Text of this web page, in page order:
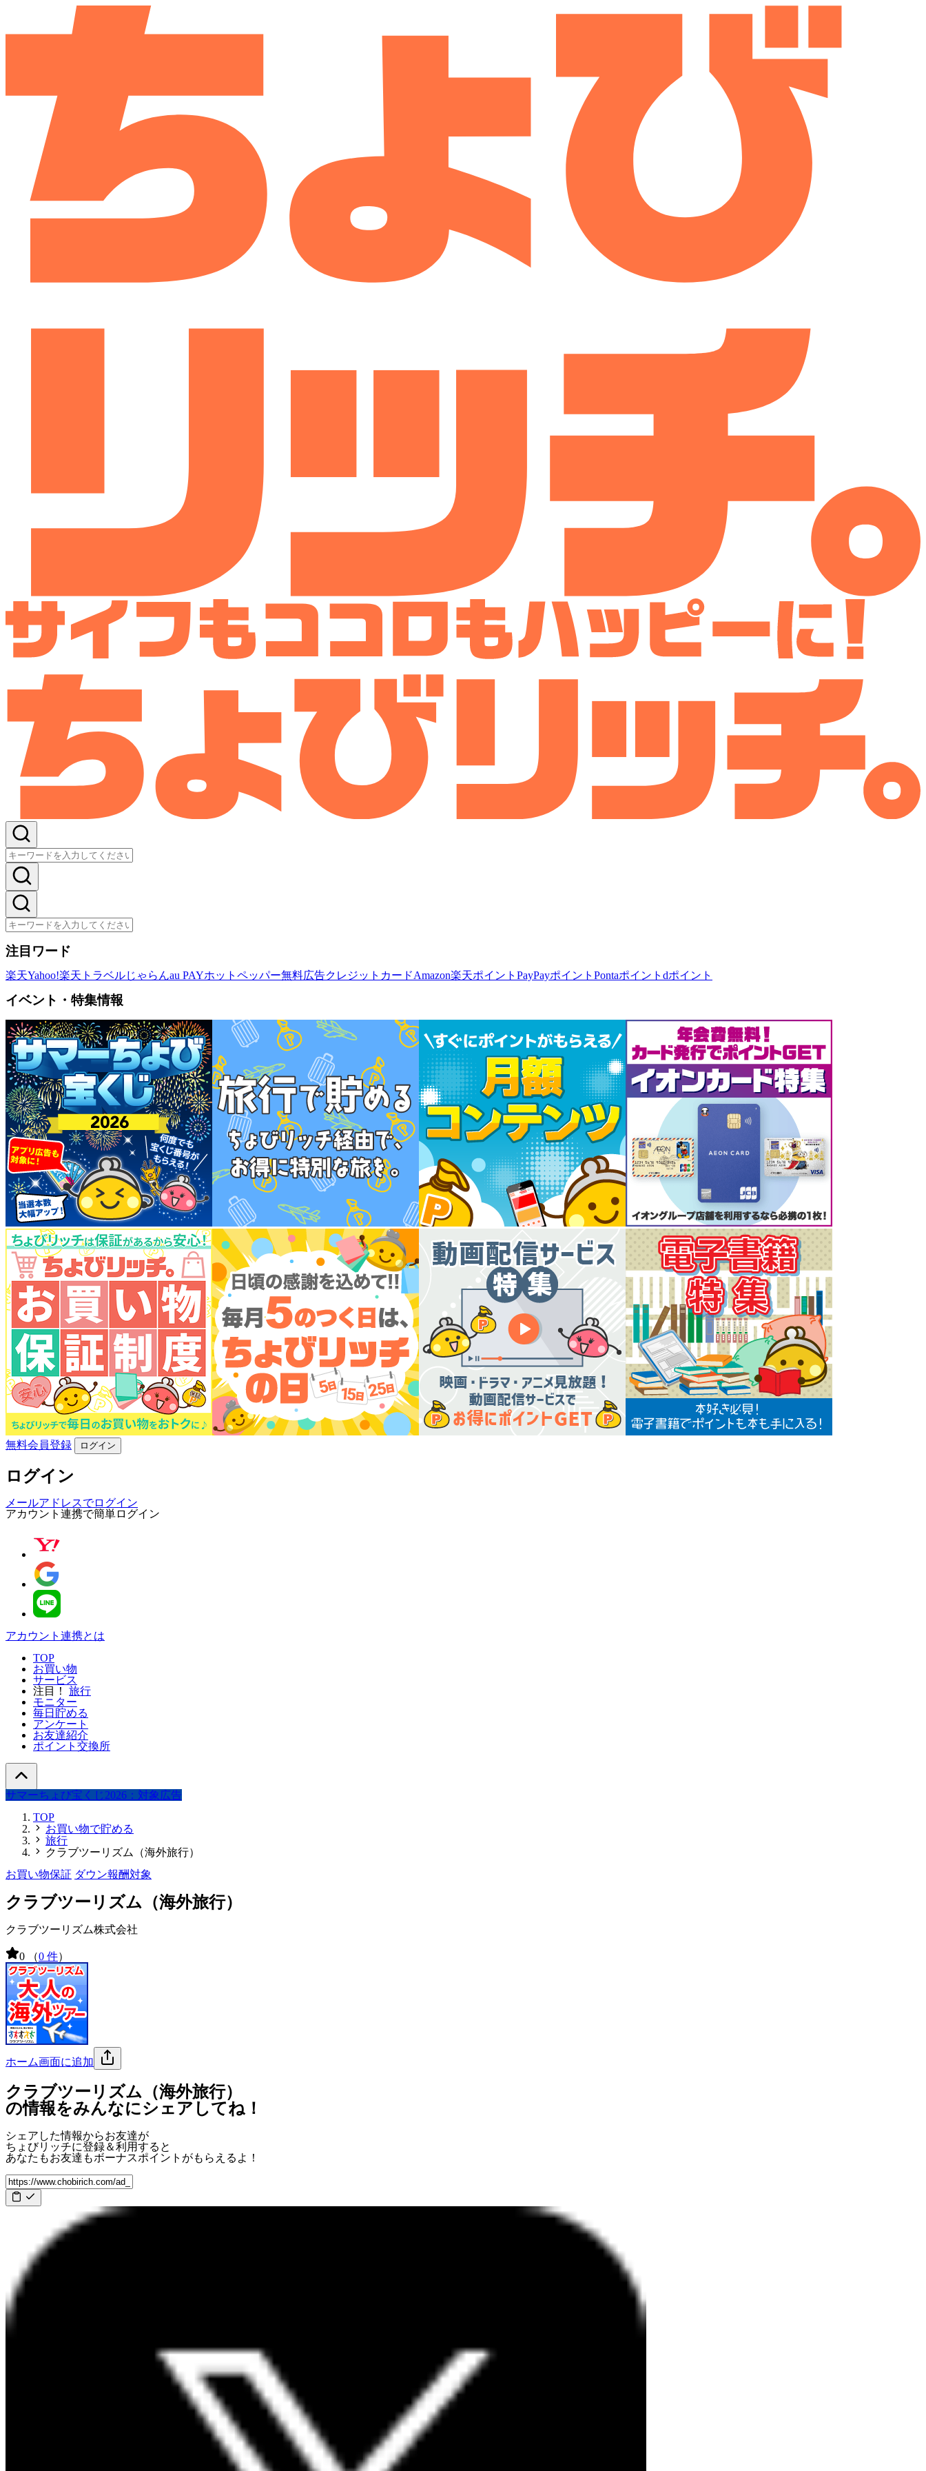
注目ワード
楽天Yahoo!楽天トラベルじゃらんau PAYホットペッパー無料広告クレジットカードAmazon楽天ポイント PayPayポイント Pontaポイント dポイント
イベント・特集情報
無料会員登録 ログイン
ログイン
メールアドレスでログイン
アカウント連携で簡単ログイン
アカウント連携とは
TOP
お買い物
サービス
注目！
旅行
モニター
毎日貯める
アンケート
お友達紹介
ポイント交換所
サマーちょび宝くじ2026：対象広告
TOP
お買い物で貯める
旅行
クラブツーリズム（海外旅行）
お買い物保証 ダウン報酬対象
クラブツーリズム（海外旅行）
クラブツーリズム株式会社
0 （0 件）
ホーム画面に追加
クラブツーリズム（海外旅行）
の情報をみんなにシェアしてね！
シェアした情報からお友達が
ちょびリッチに登録＆利用すると
あなたもお友達もボーナスポイント がもらえるよ！